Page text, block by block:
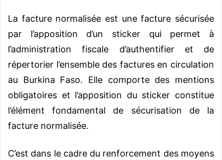
La facture normalisée est une facture sécurisée
par l’apposition d’un sticker qui permet à
l’administration fiscale d’authentifier et de
répertorier l’ensemble des factures en circulation
au Burkina Faso. Elle comporte des mentions
obligatoires et l’apposition du sticker constitue
l’élément fondamental de sécurisation de la
facture normalisée.
C’est dans le cadre du renforcement des moyens